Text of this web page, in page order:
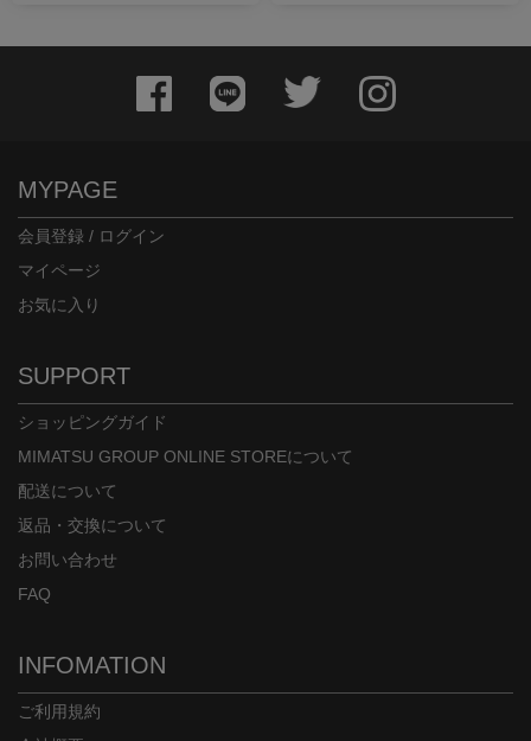
MYPAGE
会員登録 / ログイン
マイページ
お気に入り
SUPPORT
ショッピングガイド
MIMATSU GROUP ONLINE STOREについて
配送について
返品・交換について
お問い合わせ
FAQ
INFOMATION
ご利用規約